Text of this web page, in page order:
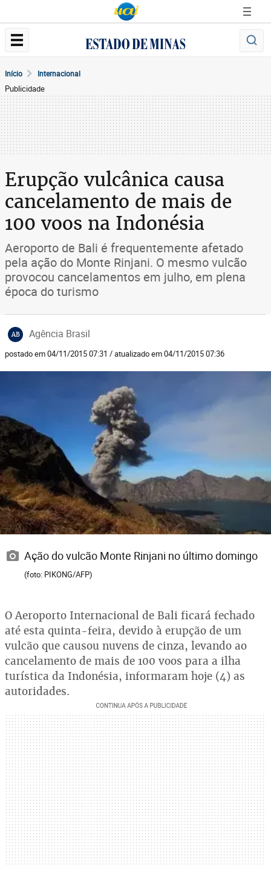
Início Internacional
Publicidade
Erupção vulcânica causa
cancelamento de mais de
100 voos na Indonésia
Aeroporto de Bali é frequentemente afetado
pela ação do Monte Rinjani. O mesmo vulcão
provocou cancelamentos em julho, em plena
época do turismo
AB Agência Brasil
postado em 04/11/2015 07:31 / atualizado em 04/11/2015 07:36
Ação do vulcão Monte Rinjani no último domingo
(foto: PIKONG/AFP)
O Aeroporto Internacional de Bali ficará fechado
até esta quinta-feira, devido à erupção de um
vulcão que causou nuvens de cinza, levando ao
cancelamento de mais de 100 voos para a ilha
turística da Indonésia, informaram hoje (4) as
autoridades.